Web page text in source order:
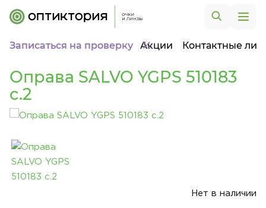
Записаться на проверку Акции Контактные
Оправа SALVO YGPS 510183
c.2
Нет в наличии